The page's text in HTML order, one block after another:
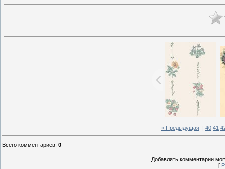
« Предыдущая 40 41
Всего комментариев: 0
Добавлять комментарии
[